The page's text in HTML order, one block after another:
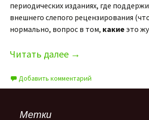
периодических изданиях, где
внешнего слепого рецензирования
нормально, вопрос в том, какие это
Читать далее →
Добавить комментарий
Метки